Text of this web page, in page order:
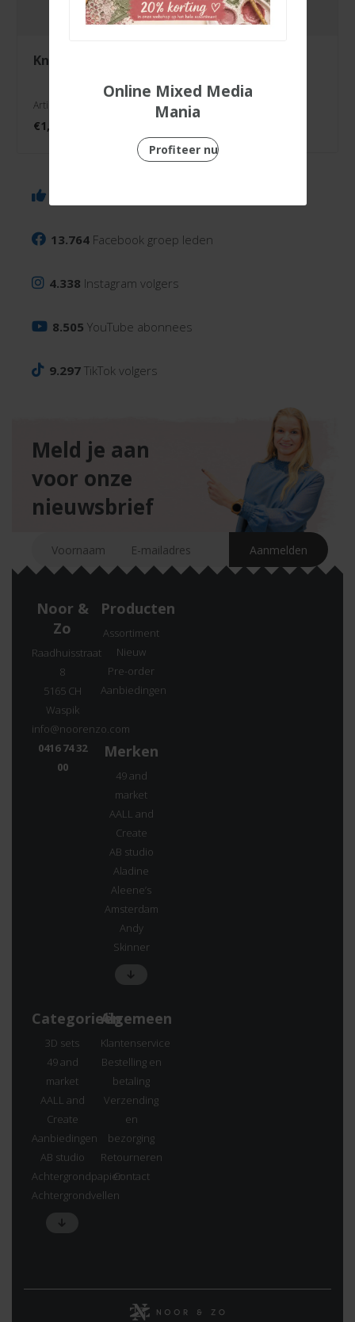
knipvel feestje
Artikelnr. 3000/0089
€1,99
13.764 Facebook groep leden
4.338 Instagram volgers
8.505 YouTube abonnees
9.297 TikTok volgers
Meld je aan
voor onze
nieuwsbrief
Noor &
Zo
Raadhuisstraat
8
5165 CH
Waspik
info@noorenzo.com
0416 74 32
00
Producten
Assortiment
Nieuw
Pre-order
Aanbiedingen
Merken
49 and
market
AALL and
Create
AB studio
Aladine
Aleene’s
Amsterdam
Andy
Skinner
Categorieën
3D sets
49 and
market
AALL and
Create
Aanbiedingen
AB studio
Achtergrondpapier
Achtergrondvellen
Algemeen
Klantenservice
Bestelling en
betaling
Verzending
en
bezorging
Retourneren
Contact
Online Mixed Media
Mania
Profiteer nu